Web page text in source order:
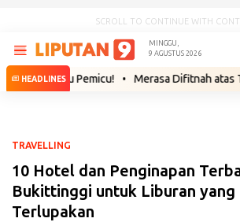
SCROLL TO CONTINUE WITH
MINGGU,
9 AGUSTUS 2026
HEADLINES
Pemicu! • Merasa Difitnah atas Tuduhan
TRAVELLING
10 Hotel dan Penginapan
Bukittinggi untuk Liburan yang
Terlupakan